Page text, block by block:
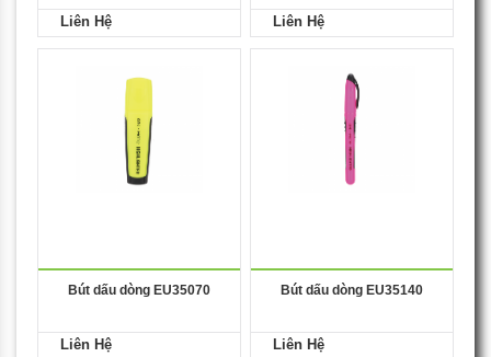
Liên Hệ Liên Hệ
Bút dấu dòng EU35070
Liên Hệ
Bút dấu dòng EU35140
Liên Hệ